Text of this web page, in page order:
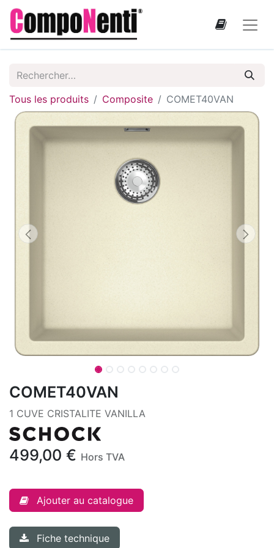
Tous les produits Composite COMET40VAN
COMET40VAN
1 CUVE CRISTALITE VANILLA
499,00 € Hors TVA
Ajouter au catalogue
Fiche technique